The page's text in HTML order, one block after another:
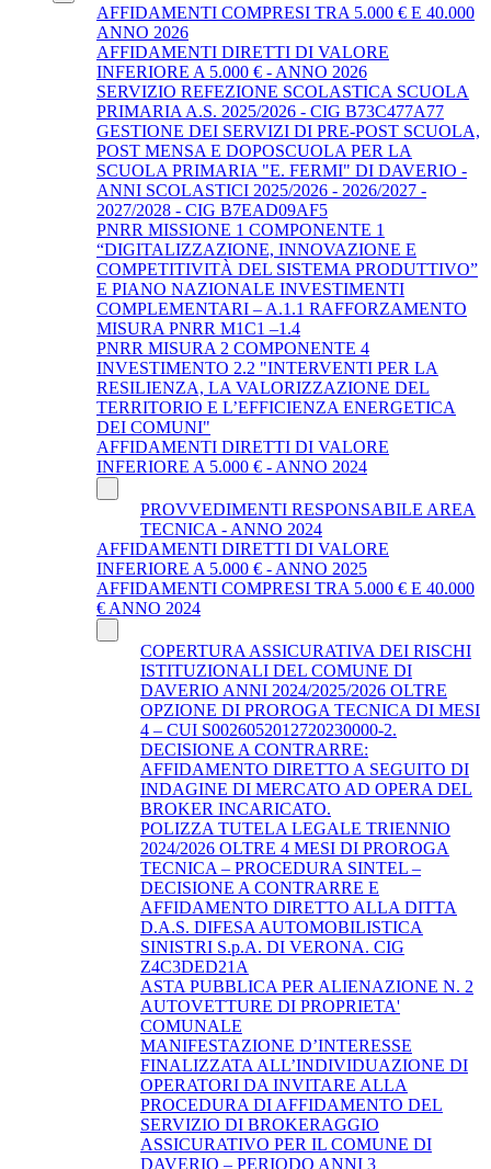
AFFIDAMENTI COMPRESI TRA 5.000 € E 40.000
ANNO 2026
AFFIDAMENTI DIRETTI DI VALORE
INFERIORE A 5.000 € - ANNO 2026
SERVIZIO REFEZIONE SCOLASTICA SCUOLA
PRIMARIA A.S. 2025/2026 - CIG B73C477A77
GESTIONE DEI SERVIZI DI PRE-POST SCUOLA,
POST MENSA E DOPOSCUOLA PER LA
SCUOLA PRIMARIA "E. FERMI" DI DAVERIO -
ANNI SCOLASTICI 2025/2026 - 2026/2027 -
2027/2028 - CIG B7EAD09AF5
PNRR MISSIONE 1 COMPONENTE 1
“DIGITALIZZAZIONE, INNOVAZIONE E
COMPETITIVITÀ DEL SISTEMA PRODUTTIVO”
E PIANO NAZIONALE INVESTIMENTI
COMPLEMENTARI – A.1.1 RAFFORZAMENTO
MISURA PNRR M1C1 –1.4
PNRR MISURA 2 COMPONENTE 4
INVESTIMENTO 2.2 "INTERVENTI PER LA
RESILIENZA, LA VALORIZZAZIONE DEL
TERRITORIO E L’EFFICIENZA ENERGETICA
DEI COMUNI"
AFFIDAMENTI DIRETTI DI VALORE
INFERIORE A 5.000 € - ANNO 2024
PROVVEDIMENTI RESPONSABILE AREA
TECNICA - ANNO 2024
AFFIDAMENTI DIRETTI DI VALORE
INFERIORE A 5.000 € - ANNO 2025
AFFIDAMENTI COMPRESI TRA 5.000 € E 40.000
€ ANNO 2024
COPERTURA ASSICURATIVA DEI RISCHI
ISTITUZIONALI DEL COMUNE DI
DAVERIO ANNI 2024/2025/2026 OLTRE
OPZIONE DI PROROGA TECNICA DI MESI
4 – CUI S0026052012720230000-2.
DECISIONE A CONTRARRE:
AFFIDAMENTO DIRETTO A SEGUITO DI
INDAGINE DI MERCATO AD OPERA DEL
BROKER INCARICATO.
POLIZZA TUTELA LEGALE TRIENNIO
2024/2026 OLTRE 4 MESI DI PROROGA
TECNICA – PROCEDURA SINTEL –
DECISIONE A CONTRARRE E
AFFIDAMENTO DIRETTO ALLA DITTA
D.A.S. DIFESA AUTOMOBILISTICA
SINISTRI S.p.A. DI VERONA. CIG
Z4C3DED21A
ASTA PUBBLICA PER ALIENAZIONE N. 2
AUTOVETTURE DI PROPRIETA'
COMUNALE
MANIFESTAZIONE D’INTERESSE
FINALIZZATA ALL’INDIVIDUAZIONE DI
OPERATORI DA INVITARE ALLA
PROCEDURA DI AFFIDAMENTO DEL
SERVIZIO DI BROKERAGGIO
ASSICURATIVO PER IL COMUNE DI
DAVERIO – PERIODO ANNI 3